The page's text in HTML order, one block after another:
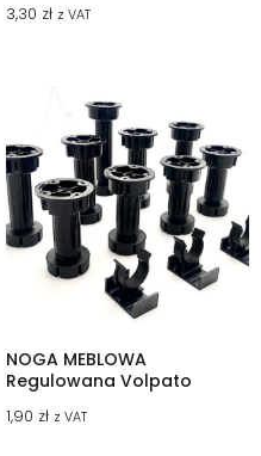
3,30 zł z VAT
NOGA MEBLOWA
Regulowana Volpato
1,90 zł z VAT